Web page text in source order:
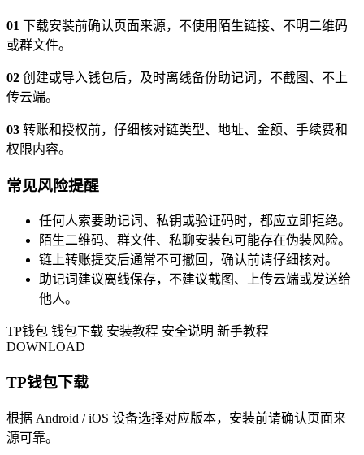
01 下载安装前确认页面来源，不使用陌生链接、不明二维码
或群文件。
02 创建或导入钱包后，及时离线备份助记词，不截图、不上
传云端。
03 转账和授权前，仔细核对链类型、地址、金额、手续费和
权限内容。
常见风险提醒
任何人索要助记词、私钥或验证码时，都应立即拒绝。
陌生二维码、群文件、私聊安装包可能存在伪装风险。
链上转账提交后通常不可撤回，确认前请仔细核对。
助记词建议离线保存，不建议截图、上传云端或发送给
他人。
TP钱包 钱包下载 安装教程 安全说明 新手教程
DOWNLOAD
TP钱包下载
根据 Android / iOS 设备选择对应版本，安装前请确认页面来
源可靠。